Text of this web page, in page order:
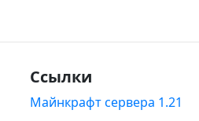
Ссылки
Майнкрафт сервера 1.21